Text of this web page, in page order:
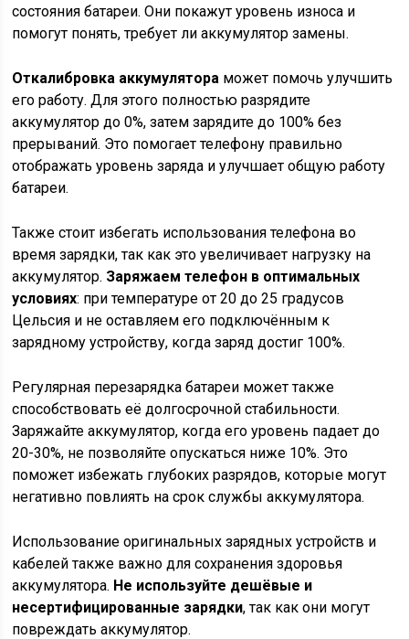
состояния батареи. Они покажут уровень износа и
помогут понять, требует ли аккумулятор замены.
Откалибровка аккумулятора может помочь улучшить
его работу. Для этого полностью разрядите
аккумулятор до 0%, затем зарядите до 100% без
прерываний. Это помогает телефону правильно
отображать уровень заряда и улучшает общую работу
батареи.
Также стоит избегать использования телефона во
время зарядки, так как это увеличивает нагрузку на
аккумулятор. Заряжаем телефон в оптимальных
условиях: при температуре от 20 до 25 градусов
Цельсия и не оставляем его подключённым к
зарядному устройству, когда заряд достиг 100%.
Регулярная перезарядка батареи может также
способствовать её долгосрочной стабильности.
Заряжайте аккумулятор, когда его уровень падает до
20-30%, не позволяйте опускаться ниже 10%. Это
поможет избежать глубоких разрядов, которые могут
негативно повлиять на срок службы аккумулятора.
Использование оригинальных зарядных устройств и
кабелей также важно для сохранения здоровья
аккумулятора. Не используйте дешёвые и
несертифицированные зарядки, так как они могут
повреждать аккумулятор.